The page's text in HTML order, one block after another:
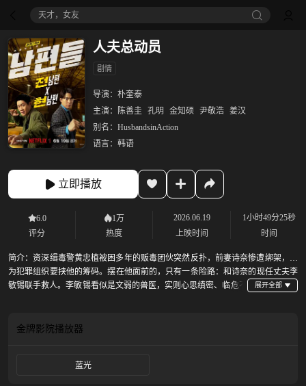
天才，女友
人夫总动员
剧情
导演： 朴奎泰
主演：
陈善圭 孔明 金知硕 尹敬浩 姜汉
别名： HusbandsinAction
语言： 韩语
立即播放
6.0
评分
1万
热度
2026.06.19
上映时间
1小时49分25秒
时间
简介：资深缉毒警黄忠植被困多年的贩毒团伙突然反扑，前妻诗奈惨遭绑架，沦
为犯罪组织要挟他的筹码。摆在他面前的，只有一条险路：和诗奈的现任丈夫李
敏锡联手救人。李敏锡看似是文弱的兽医，实则心思缜密、临危不
层层撕开贩毒集团的黑暗布局，在枪林弹雨里争一线生机。
金牌影院播放器
蓝光